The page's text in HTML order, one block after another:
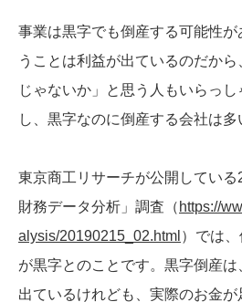
事業は黒字でも倒産する可能性
うことは利益が出ているのだか
じゃないか」と思う人もいらっ
し、黒字なのに倒産する会社は多
東京商工リサーチが公開してい
財務データ分析」調査（ https://
alysis/20190215_02.html ）では
が黒字とのことです。黒字倒産
出ているけれども、実際のお金が